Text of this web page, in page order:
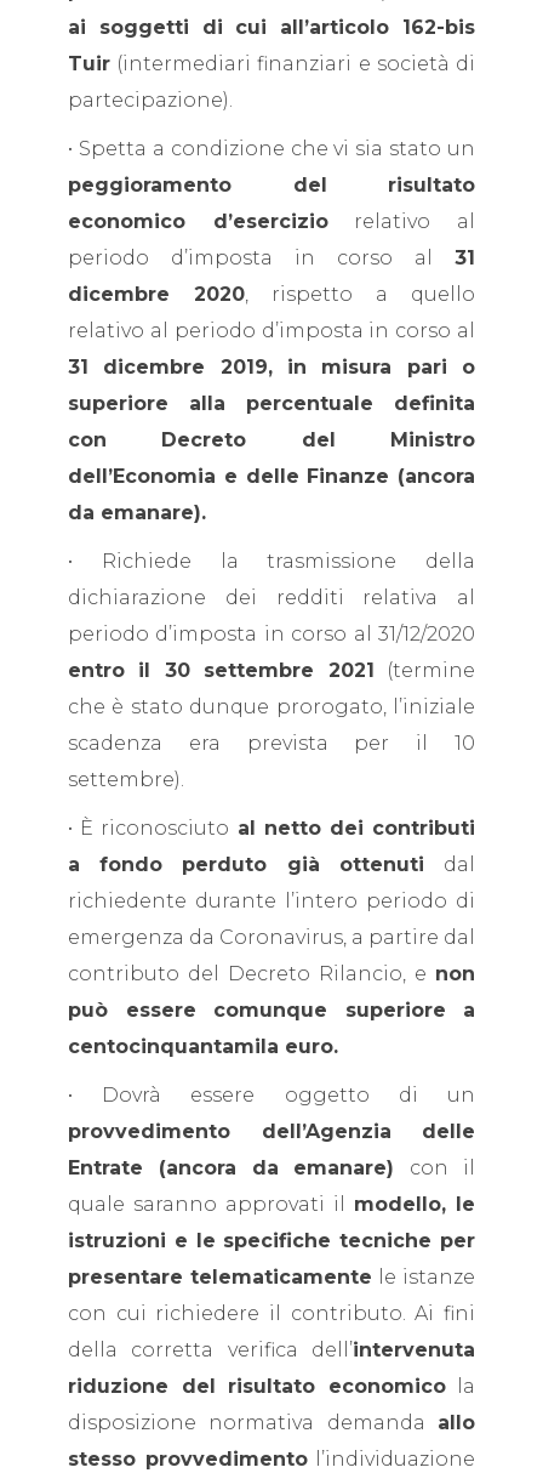
ai soggetti di cui all’articolo 162-bis
Tuir (intermediari finanziari e società di
partecipazione).
• Spetta a condizione che vi sia stato un
peggioramento del risultato
economico d’eserciziorelativo al
periodo d’imposta in corso al 31
dicembre 2020, rispetto a quello
relativo al periodo d’imposta in corso al
31 dicembre 2019, in misura pari o
superiore alla percentuale definita
con Decreto del Ministro
dell’Economia e delle Finanze (ancora
da emanare).
• Richiede la trasmissione della
dichiarazione dei redditi relativa al
periodo d’imposta in corso al 31/12/2020
entro il 30 settembre 2021
(termine
che è stato dunque prorogato, l’iniziale
scadenza era prevista per il 10
settembre).
• È riconosciuto al netto dei contributi
a fondo perduto già ottenuti dal
richiedente durante l’intero periodo di
emergenza da Coronavirus, a partire dal
contributo del Decreto Rilancio, e non
può essere comunque superiore a
centocinquantamila euro.
• Dovrà essere oggetto di un
provvedimento dell’Agenzia delle
Entrate (ancora da emanare) con il
quale saranno approvati il modello, le
istruzioni e le specifiche tecniche per
presentare telematicamente le istanze
con cui richiedere il contributo. Ai fini
della corretta verifica dell’intervenuta
riduzione del risultato economicola
disposizione normativa demanda allo
stesso provvedimentol’individuazione